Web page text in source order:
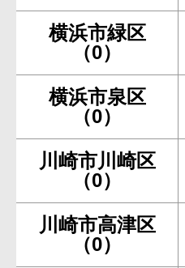
横浜市緑区
（0）
横浜市泉区
（0）
川崎市川崎区
（0）
川崎市高津区
（0）